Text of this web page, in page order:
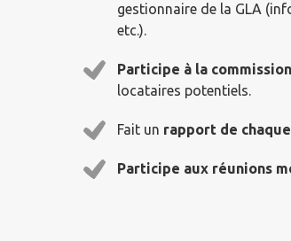
gestionnaire de la GLA
etc.)​.
Participe à la
locataires potentiels​.
Fait un rapport de
Participe aux réunions